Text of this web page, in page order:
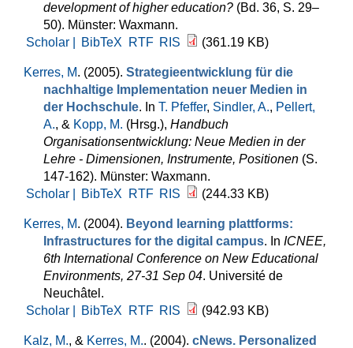
development of higher education? (Bd. 36, S. 29–
50). Münster: Waxmann.
Scholar |
BibTeX RTF RIS (361.19 KB)
Kerres, M. (2005). Strategieentwicklung für die
nachhaltige Implementation neuer Medien in
der Hochschule. In T. Pfeffer, Sindler, A., Pellert,
A., & Kopp, M. (Hrsg.), Handbuch
Organisationsentwicklung: Neue Medien in der
Lehre - Dimensionen, Instrumente, Positionen (S.
147-162). Münster: Waxmann.
Scholar |
BibTeX RTF RIS (244.33 KB)
Kerres, M. (2004). Beyond learning plattforms:
Infrastructures for the digital campus. In ICNEE,
6th International Conference on New Educational
Environments, 27-31 Sep 04. Université de
Neuchâtel.
Scholar |
BibTeX RTF RIS (942.93 KB)
Kalz, M., & Kerres, M.. (2004). cNews. Personalized